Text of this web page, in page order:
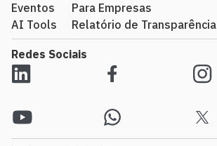
Eventos
AI Tools
Para Empresas
Relatório de Transparência
Redes Sociais